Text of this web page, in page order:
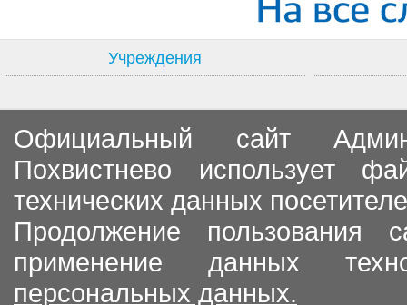
Учреждения
Официальный сайт
Похвистнево использует
технических данных
Продолжение пользования
применение данных
персональных данных.